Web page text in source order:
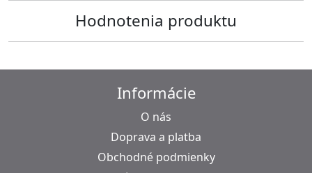
Hodnotenia produktu
Informácie
O nás
Doprava a platba
Obchodné podmienky